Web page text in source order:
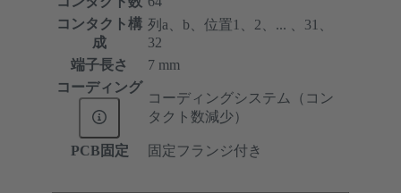
コンタクト構
成
列a、b、位置1、2、... 、31、
32
端子長さ
7 mm
コーディング
コーディングシステム（コン
タクト数減少）
PCB固定 固定フランジ付き